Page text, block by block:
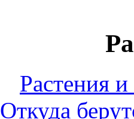
Растения
Откуда